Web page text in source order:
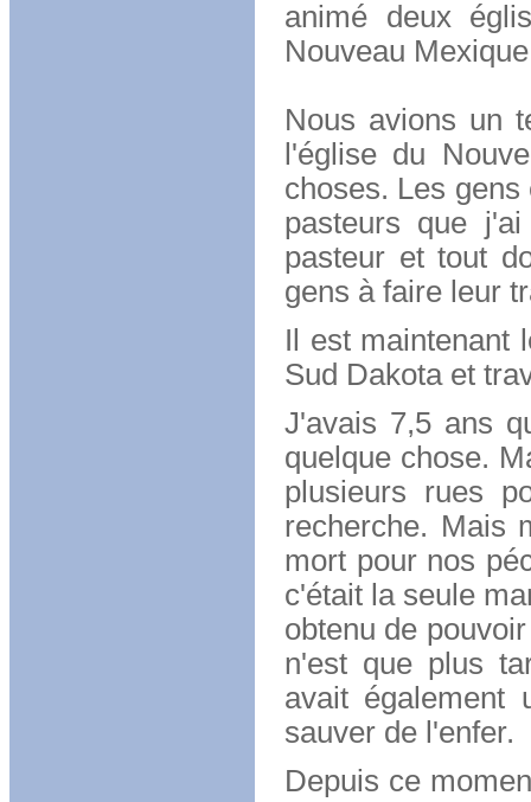
animé deux
Nouveau
Nous avions un
l'église du
choses. Les
pasteurs que
pasteur et tout
gens à faire leur
Il est maintenant
Sud Dakota et
J'avais 7,5 ans
quelque chose.
plusieurs rues
recherche. Mais
mort pour nos
c'était la seule
obtenu de
n'est que plus
avait
sauver de l'enfer.
Depuis ce